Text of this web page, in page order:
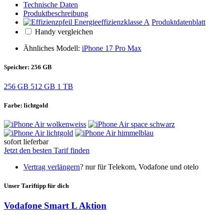
Technische Daten
Produktbeschreibung
Produktdatenblatt
Handy vergleichen
Ähnliches Modell: iPhone 17 Pro Max
Speicher: 256 GB
256 GB 512 GB 1 TB
Farbe: lichtgold
sofort lieferbar
Jetzt den besten Tarif finden
Vertrag verlängern? nur für Telekom, Vodafone und otelo
Unser Tariftipp für dich
Vodafone Smart L Aktion